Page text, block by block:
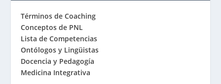
Términos de Coaching
Conceptos de PNL
Lista de Competencias
Ontólogos y Lingüistas
Docencia y Pedagogía
Medicina Integrativa